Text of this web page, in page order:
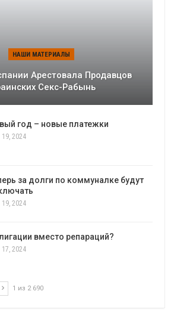
НАШИ МАТЕРИАЛЫ
Арестовала Продавцов
Секс-Рабынь
год – новые платежки
2024
за долги по коммуналке будут
2024
вместо репараций?
2024
1 из 2 690